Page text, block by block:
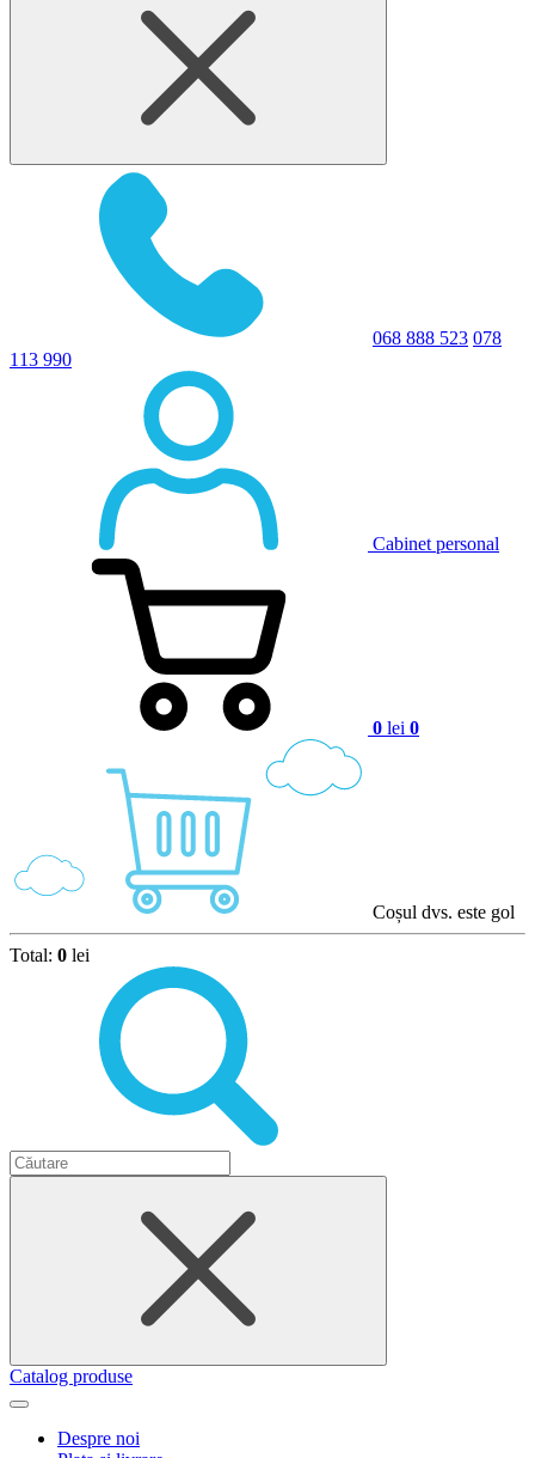
068 888 523 078
113 990
Cabinet personal
0 lei 0
Coșul dvs. este gol
Total: 0 lei
Catalog produse
Despre noi